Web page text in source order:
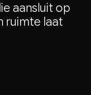
aansluit op
ruimte laat